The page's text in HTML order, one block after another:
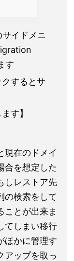
イドメニ
す
するとサ
す】
現在のドメイ
合を想定した
しレストア先
の検索をして
ことが出来ま
てしまい移行
ほかに管理す
アップを取っ